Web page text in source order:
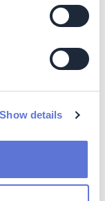
Show details
淨零策略